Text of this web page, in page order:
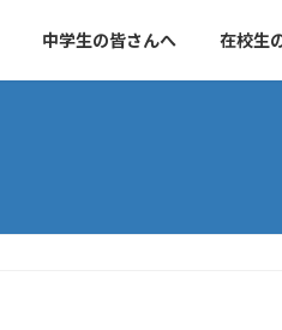
中学生の皆さんへ 在校生